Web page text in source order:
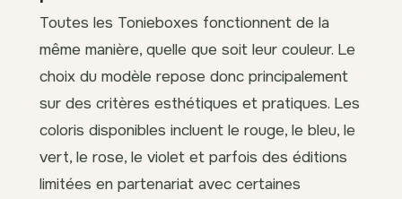
Toutes les Tonieboxes fonctionnent de la
même manière, quelle que soit leur couleur. Le
choix du modèle repose donc principalement
sur des critères esthétiques et pratiques. Les
coloris disponibles incluent le rouge, le bleu, le
vert, le rose, le violet et parfois des éditions
limitées en partenariat avec certaines